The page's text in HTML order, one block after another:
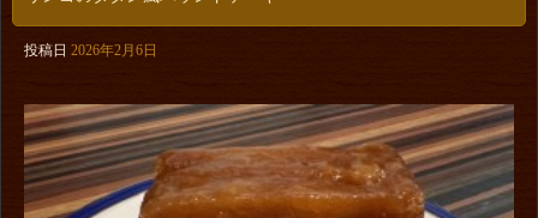
投稿日 2026年2月6日